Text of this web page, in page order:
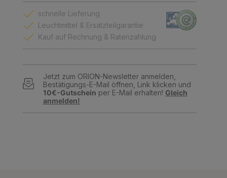
schnelle Lieferung
Leuchtmittel & Ersatzteilgarantie
Kauf auf Rechnung & Ratenzahlung
Jetzt zum ORION-Newsletter anmelden,
Bestätigungs-E-Mail öffnen, Link klicken und
10€-Gutschein per E-Mail erhalten! Gleich
anmelden!